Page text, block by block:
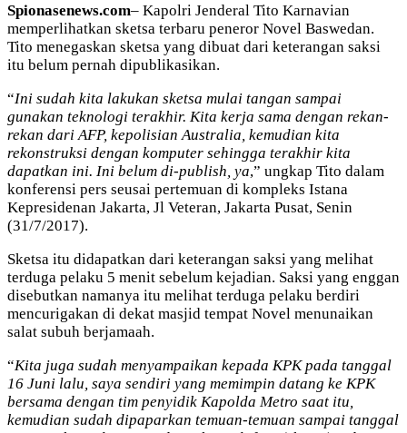
Spionasenews.com– Kapolri Jenderal Tito Karnavian
memperlihatkan sketsa terbaru peneror Novel Baswedan.
Tito menegaskan sketsa yang dibuat dari keterangan saksi
itu belum pernah dipublikasikan.
“Ini sudah kita lakukan sketsa mulai tangan sampai
gunakan teknologi terakhir. Kita kerja sama dengan rekan-
rekan dari AFP, kepolisian Australia, kemudian kita
rekonstruksi dengan komputer sehingga terakhir kita
dapatkan ini. Ini belum di-publish, ya,” ungkap Tito dalam
konferensi pers seusai pertemuan di kompleks Istana
Kepresidenan Jakarta, Jl Veteran, Jakarta Pusat, Senin
(31/7/2017).
Sketsa itu didapatkan dari keterangan saksi yang melihat
terduga pelaku 5 menit sebelum kejadian. Saksi yang enggan
disebutkan namanya itu melihat terduga pelaku berdiri
mencurigakan di dekat masjid tempat Novel menunaikan
salat subuh berjamaah.
“Kita juga sudah menyampaikan kepada KPK pada tanggal
16 Juni lalu, saya sendiri yang memimpin datang ke KPK
bersama dengan tim penyidik Kapolda Metro saat itu,
kemudian sudah dipaparkan temuan-temuan sampai tanggal